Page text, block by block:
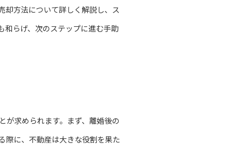
却方法について詳しく解説し、ス
和らげ、次のステップに進む手助
が求められます。まず、離婚後の
際に、不動産は大きな役割を果た